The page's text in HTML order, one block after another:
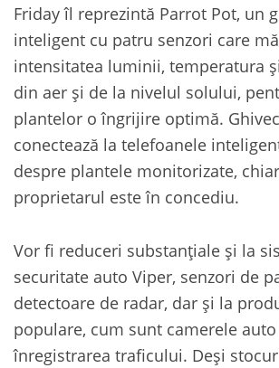
Friday îl reprezintă Parrot Pot, un
inteligent cu patru senzori care
intensitatea luminii, temperatura
din aer și de la nivelul solului,
plantelor o îngrijire optimă.
conectează la telefoanele
despre plantele monitorizate,
proprietarul este în concediu.
Vor fi reduceri substanțiale și la
securitate auto Viper, senzori de
detectoare de radar, dar și la
populare, cum sunt camerele auto
înregistrarea traficului. Deşi